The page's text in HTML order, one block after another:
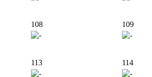
108 109
113 114